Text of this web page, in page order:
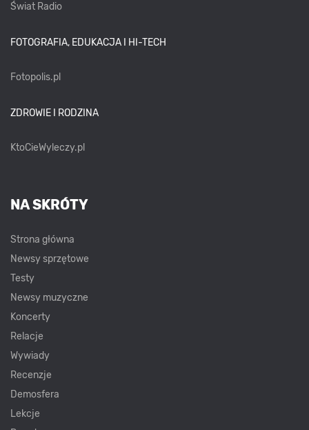
Świat Radio
FOTOGRAFIA, EDUKACJA I HI-TECH
Fotopolis.pl
ZDROWIE I RODZINA
KtoCieWyleczy.pl
NA SKRÓTY
Strona główna
Newsy sprzętowe
Testy
Newsy muzyczne
Koncerty
Relacje
Wywiady
Recenzje
Demosfera
Lekcje